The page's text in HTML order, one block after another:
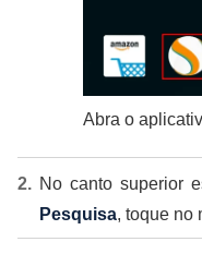
Abra o
No canto superior
Pesquisa, toque no